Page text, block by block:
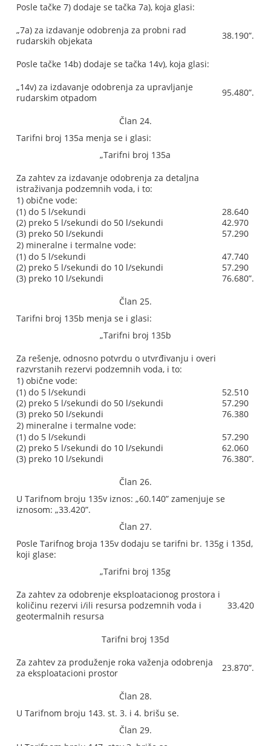
Posle tačke 7) dodaje se tačka 7a), koja glasi:
„7a) za izdavanje odobrenja za probni rad
rudarskih objekata
38.190”.
Posle tačke 14b) dodaje se tačka 14v), koja glasi:
„14v) za izdavanje odobrenja za upravljanje
rudarskim otpadom
95.480”.
Član 24.
Tarifni broj 135a menja se i glasi:
„Tarifni broj 135a
Za zahtev za izdavanje odobrenja za detaljna
istraživanja podzemnih voda, i to:
1) obične vode:
(1) do 5 l/sekundi
28.640
(2) preko 5 l/sekundi do 50 l/sekundi
42.970
(3) preko 50 l/sekundi
57.290
2) mineralne i termalne vode:
(1) do 5 l/sekundi
47.740
(2) preko 5 l/sekundi do 10 l/sekundi
57.290
(3) preko 10 l/sekundi
76.680”.
Član 25.
Tarifni broj 135b menja se i glasi:
„Tarifni broj 135b
Za rešenje, odnosno potvrdu o utvrđivanju i overi
razvrstanih rezervi podzemnih voda, i to:
1) obične vode:
(1) do 5 l/sekundi
52.510
(2) preko 5 l/sekundi do 50 l/sekundi
57.290
(3) preko 50 l/sekundi
76.380
2) mineralne i termalne vode:
(1) do 5 l/sekundi
57.290
(2) preko 5 l/sekundi do 10 l/sekundi
62.060
(3) preko 10 l/sekundi
76.380”.
Član 26.
U Tarifnom broju 135v iznos: „60.140” zamenjuje se
iznosom: „33.420”.
Član 27.
Posle Tarifnog broja 135v dodaju se tarifni br. 135g i 135d,
koji glase:
„Tarifni broj 135g
Za zahtev za odobrenje eksploatacionog prostora i
količinu rezervi i/ili resursa podzemnih voda i
geotermalnih resursa
33.420
Tarifni broj 135d
Za zahtev za produženje roka važenja odobrenja
za eksploatacioni prostor
23.870”.
Član 28.
U Tarifnom broju 143. st. 3. i 4. brišu se.
Član 29.